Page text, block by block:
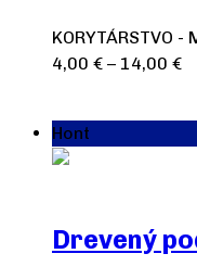
KORYTÁRSTVO
4,00 € – 14,00 €
Hont
Drevený